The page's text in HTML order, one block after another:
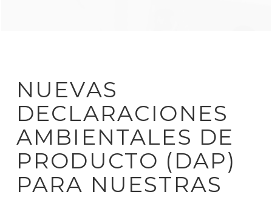
NUEVAS
DECLARACIONES
AMBIENTALES DE
PRODUCTO (DAP)
PARA NUESTRAS